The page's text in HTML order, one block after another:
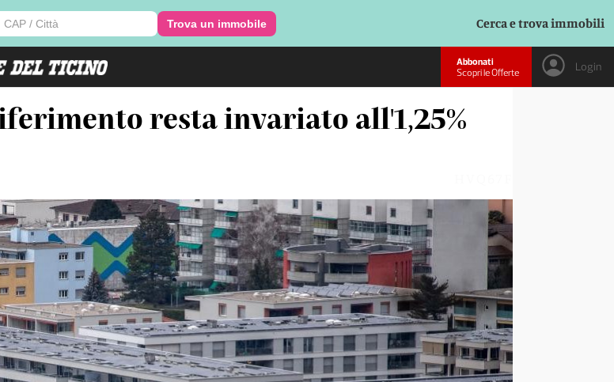
Trova un immobile Cerca e trova immobili
Abbonati
Scopri le Offerte
Login
resta invariato all'1,25%